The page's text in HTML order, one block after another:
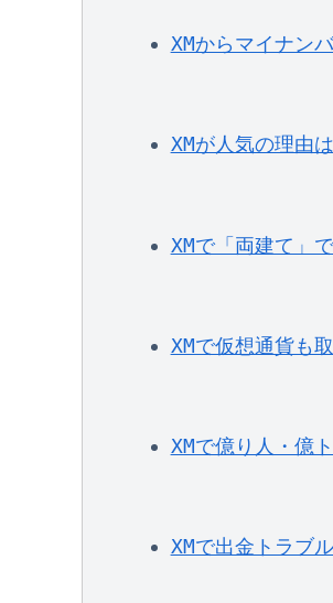
XMからマイナン
XMが人気の理由
XMで「両建て」
XMで仮想通貨も
XMで億り人・億
XMで出金トラブ